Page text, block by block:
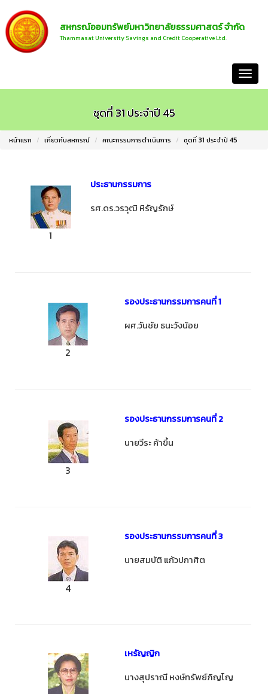
สหกรณ์ออมทรัพย์มหาวิทยาลัยธรรมศาสตร์ จำกัด
Thammasat University Savings and Credit Cooperative Ltd.
ชุดที่ 31 ประจำปี 45
หน้าแรก เกี่ยวกับสหกรณ์ คณะกรรมการดำเนินการ ชุดที่ 31 ประจำปี 45
1
ประธานกรรมการ
รศ.ดร.วรวุฒิ หิรัญรักษ์
2
รองประธานกรรมการคนที่ 1
ผศ.วันชัย ธนะวังน้อย
3
รองประธานกรรมการคนที่ 2
นายวีระ ค้าขึ้น
4
รองประธานกรรมการคนที่ 3
นายสมบัติ แก้วปกาศิต
เหรัญญิก
นางสุปราณี หงษ์ทรัพย์ภิญโญ